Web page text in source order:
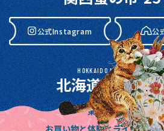
公式Instagram 公
HOKKAIDO NOMINOICHI
北海道蚤の市
公式Instagram 公
東京蚤の市は
お買い物と体験とライブが融